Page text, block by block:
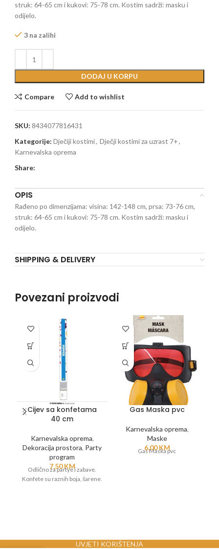
struk: 64-65 cm i kukovi: 75-78 cm. Kostim sadrži: masku i
odijelo.
3 na zalihi
DODAJ U KORPU
Compare Add to wishlist
SKU: 8434077816431
Kategorije: Dječiji kostimi, Dječji kostimi za uzrast 7+,
Karnevalska oprema
Share:
OPIS
Rađeno po dimenzijama: visina: 142-148 cm, prsa: 73-76 cm,
struk: 64-65 cm i kukovi: 75-78 cm. Kostim sadrži: masku i
odijelo.
SHIPPING & DELIVERY
Povezani proizvodi
Cijev sa konfetama
40 cm
Karnevalska oprema,
Dekoracija prostora, Party
program
7,50KM
Odlično za partye i zabave.
Konfete su raznih boja, šarene.
Gas Maska pvc
Karnevalska oprema,
Maske
6,00KM
Gas Maska pvc
UVJETI KORIŠTENJA